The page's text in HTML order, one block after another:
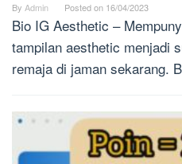
By Admin Posted on 16/04/2023
Bio IG Aesthetic –
tampilan aesthetic menjadi
remaja di jaman sekarang.